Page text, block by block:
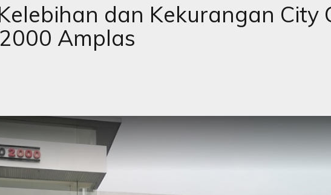
dan Kekurangan City
Amplas